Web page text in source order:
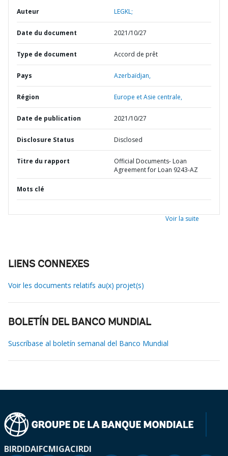
Auteur LEGKL;
Date du document 2021/10/27
Type de document Accord de prêt
Pays Azerbaïdjan,
Région Europe et Asie centrale,
Date de publication 2021/10/27
Disclosure Status Disclosed
Titre du rapport
Official Documents- Loan
Agreement for Loan 9243-AZ
Mots clé
Voir la suite
LIENS CONNEXES
Voir les documents relatifs au(x) projet(s)
BOLETÍN DEL BANCO MUNDIAL
Suscríbase al boletín semanal del Banco Mundial
BIRDIDAIFCMIGACIRDI